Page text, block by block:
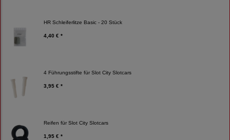
HR Schleiferlitze Basic - 20 Stück
4,40 € *
4 Führungsstifte für Slot City Slotcars
3,95 € *
Reifen für Slot City Slotcars
1,95 € *